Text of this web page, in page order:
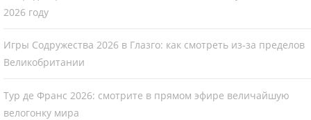
2026 году
Игры Содружества 2026 в Глазго: как смотреть из-за пределов
Великобритании
Тур де Франс 2026: смотрите в прямом эфире величайшую
велогонку мира